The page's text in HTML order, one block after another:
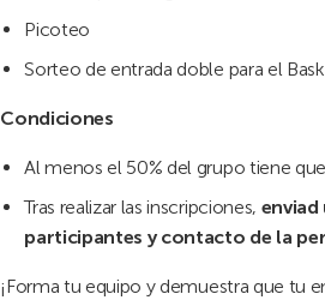
Picoteo
Sorteo de entrada doble para el
Condiciones
Al menos el 50% del grupo tiene
Tras realizar las inscripciones, enviad
participantes y contacto de la
¡Forma tu equipo y demuestra que tu